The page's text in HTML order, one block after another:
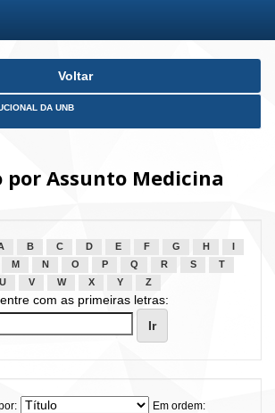
Voltar
DA UNB
por Assunto Medicina
B C D E F G H
M N O P Q R S
T
U
V W X Y Z
com as primeiras letras:
Em ordem: